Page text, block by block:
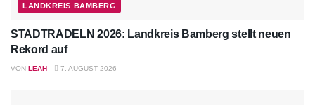
LANDKREIS BAMBERG
STADTRADELN 2026: Landkreis Bamberg stellt neuen
Rekord auf
VON LEAH 7. AUGUST 2026